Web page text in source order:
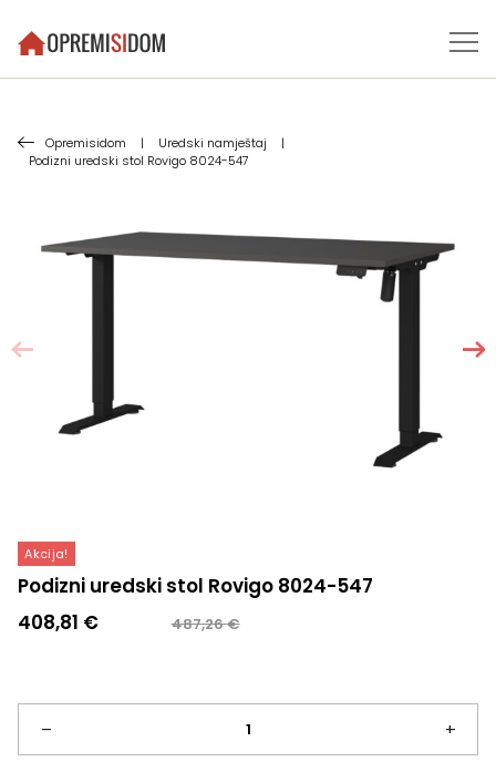
Opremisidom | Uredski namještaj
|
Podizni uredski stol Rovigo 8024-547
Akcija!
Podizni uredski stol Rovigo 8024-547
487,26€
Izvorna
je:
487,26 €.
408,81 €
Trenutna
408,81 €.
–
Podizni +